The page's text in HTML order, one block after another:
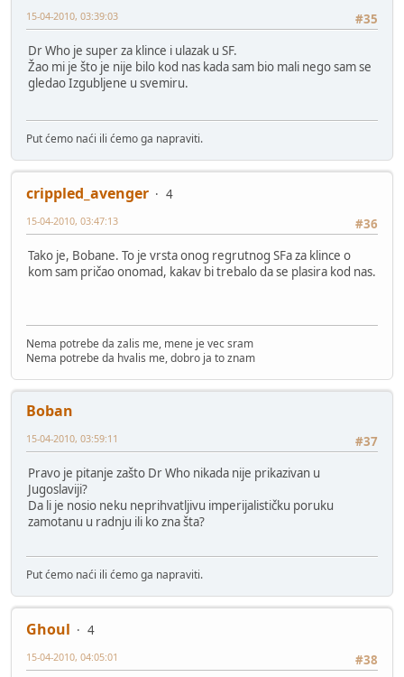
#35
15-04-2010, 03:39:03
Dr Who je super za klince i ulazak u SF.
Žao mi je što je nije bilo kod nas kada sam bio mali nego sam se
gledao Izgubljene u svemiru.
Put ćemo naći ili ćemo ga napraviti.
crippled_avenger
4
#36
15-04-2010, 03:47:13
Tako je, Bobane. To je vrsta onog regrutnog SFa za klince o
kom sam pričao onomad, kakav bi trebalo da se plasira kod nas.
Nema potrebe da zalis me, mene je vec sram
Nema potrebe da hvalis me, dobro ja to znam
Boban
#37
15-04-2010, 03:59:11
Pravo je pitanje zašto Dr Who nikada nije prikazivan u
Jugoslaviji?
Da li je nosio neku neprihvatljivu imperijalističku poruku
zamotanu u radnju ili ko zna šta?
Put ćemo naći ili ćemo ga napraviti.
Ghoul
4
#38
15-04-2010, 04:05:01